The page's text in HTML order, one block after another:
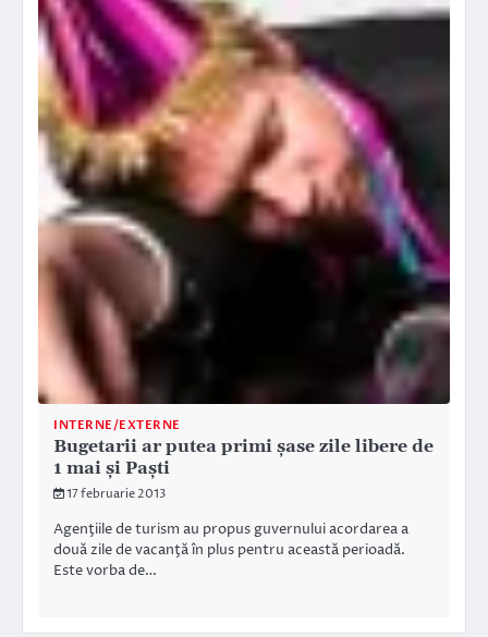
INTERNE/EXTERNE
Bugetarii ar putea primi şase zile libere de
1 mai şi Paşti
17 februarie 2013
Agenţiile de turism au propus guvernului acordarea a
două zile de vacanţă în plus pentru această perioadă.
Este vorba de…